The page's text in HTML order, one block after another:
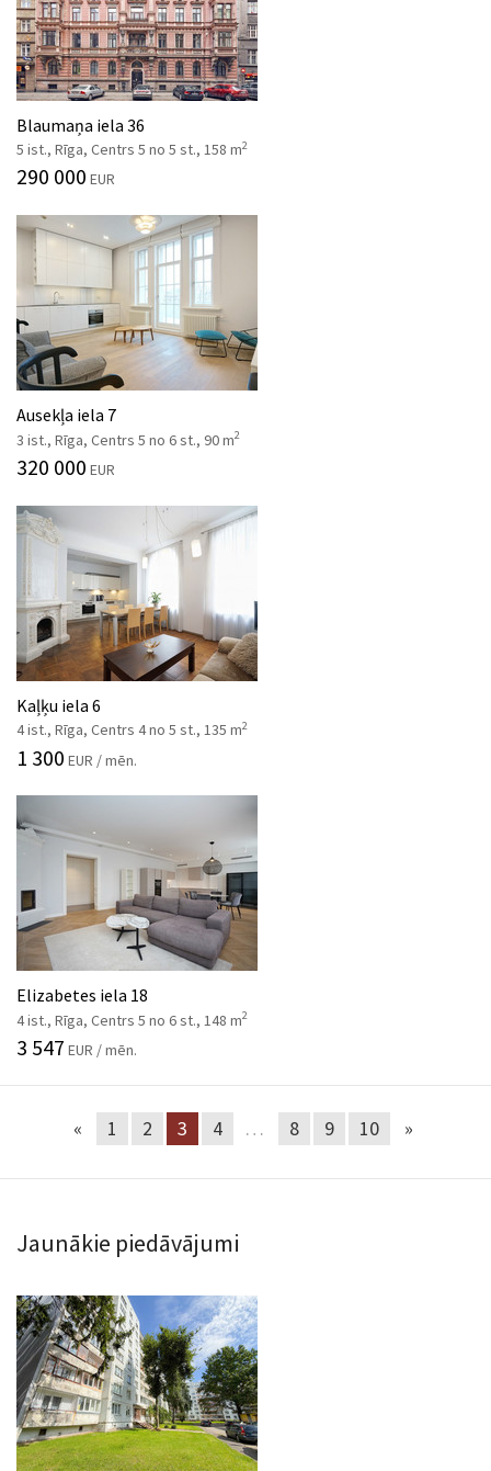
Blaumaņa iela 36
5 ist., Rīga, Centrs 5 no 5 st., 158 m2
290 000 EUR
Ausekļa iela 7
3 ist., Rīga, Centrs 5 no 6 st., 90 m2
320 000 EUR
Kaļķu iela 6
4 ist., Rīga, Centrs 4 no 5 st., 135 m2
1 300 EUR / mēn.
Elizabetes iela 18
4 ist., Rīga, Centrs 5 no 6 st., 148 m2
3 547 EUR / mēn.
« 1 2 3 4 … 8 9 10 »
Jaunākie piedāvājumi